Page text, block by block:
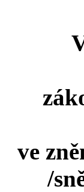
ve
/